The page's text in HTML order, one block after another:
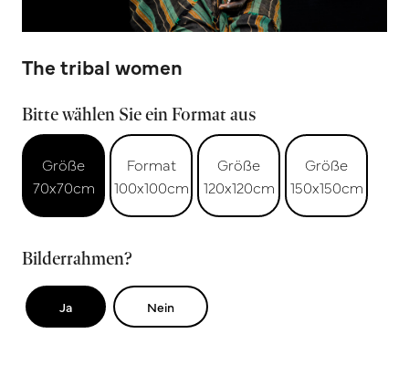
The tribal women
Bitte wählen Sie ein Format aus
Größe
70x70cm
Format
100x100cm
Größe
120x120cm
Größe
150x150cm
Bilderrahmen?
Ja Nein